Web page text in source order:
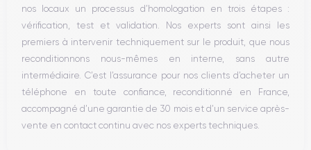
nos locaux un processus d’homologation en trois étapes :
vérification, test et validation. Nos experts sont ainsi les
premiers à intervenir techniquement sur le produit, que nous
reconditionnons nous-mêmes en interne, sans autre
intermédiaire. C’est l’assurance pour nos clients d’acheter un
téléphone en toute confiance, reconditionné en France,
accompagné d’une garantie de 30 mois et d’un service après-
vente en contact continu avec nos experts techniques.